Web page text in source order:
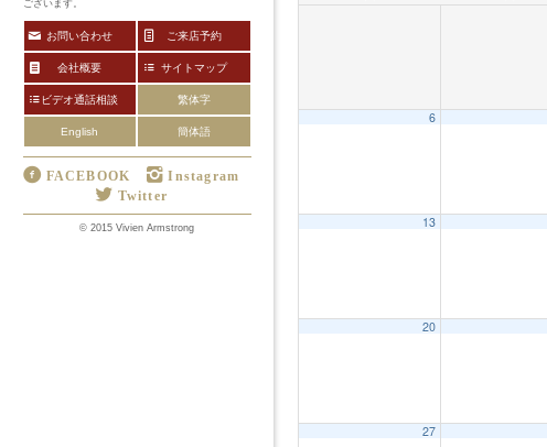
6
13
20
27
3:00 AM
ございます。
お問い合わせ ご来店予約
会社概要 サイトマップ
ビデオ通話相談 繁体字
English 簡体語
FACEBOOK
Instagram
Twitter
© 2015 Vivien Armstrong